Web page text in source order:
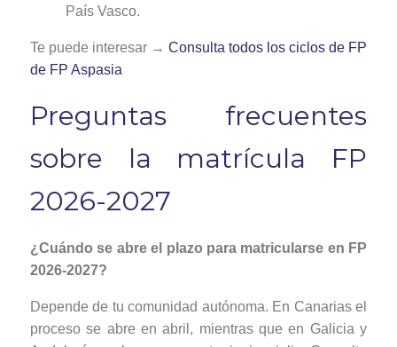
País Vasco.
Te puede interesar → Consulta todos los ciclos de FP
de FP Aspasia
Preguntas frecuentes
sobre la matrícula FP
2026-2027
¿Cuándo se abre el plazo para matricularse en FP
2026-2027?
Depende de tu comunidad autónoma. En Canarias el
proceso se abre en abril, mientras que en Galicia y